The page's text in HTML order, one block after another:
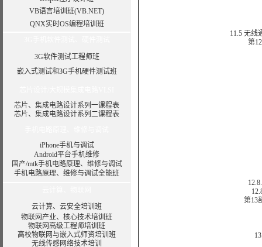
VB语言培训班(VB.NET)
QNX实时OS编程培训班
3G软件测试工程师班
嵌入式测试和3G手机硬件测试班
芯片、集成电路设计系列一课程表
芯片、集成电路设计系列二课程表
iPhone手机与调试
Android平台手机维修
国产/mtk手机电路原理、维修与调试
手机电路原理、维修与调试全能班
云计算、云安全培训班
物联网产业、核心技术培训班
物联网高级工程师培训班
高校物联网与嵌入式师资培训班
无线传感网络技术培训
11.5 无线
第
12.8.6
第13